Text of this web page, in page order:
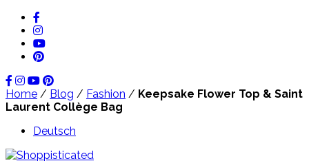
Home / Blog / Fashion / Keepsake Flower Top & Saint
Laurent Collège Bag
Deutsch